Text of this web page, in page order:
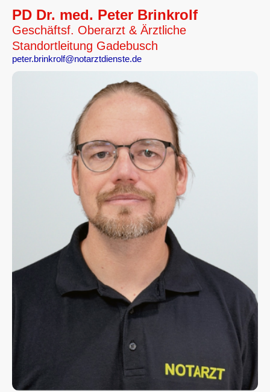
PD Dr. med. Peter Brinkrolf
Geschäftsf. Oberarzt & Ärztliche
Standortleitung Gadebusch
peter.brinkrolf@notarztdienste.de